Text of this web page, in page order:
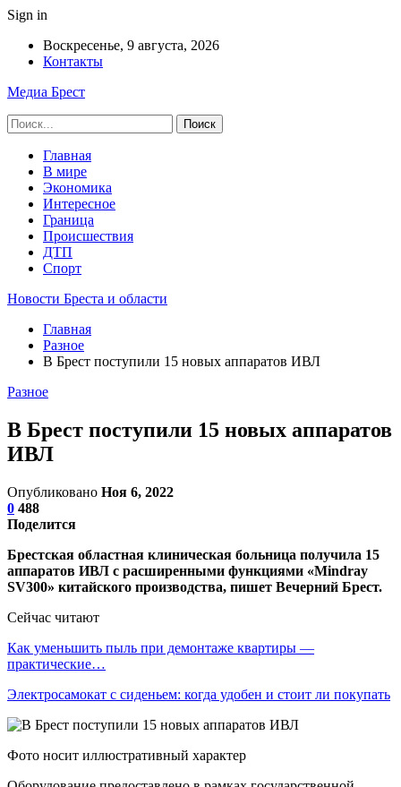
Sign in
Воскресенье, 9 августа, 2026
Контакты
Медиа Брест
Главная
В мире
Экономика
Интересное
Граница
Происшествия
ДТП
Спорт
Новости Бреста и области
Главная
Разное
В Брест поступили 15 новых аппаратов ИВЛ
Разное
В Брест поступили 15 новых аппаратов
ИВЛ
Опубликовано Ноя 6, 2022
0 488
Поделится
Брестская областная клиническая больница получила 15
аппаратов ИВЛ с расширенными функциями «Mindray
SV300» китайского производства, пишет Вечерний Брест.
Сейчас читают
Как уменьшить пыль при демонтаже квартиры —
практические…
Электросамокат с сиденьем: когда удобен и стоит ли покупать
Фото носит иллюстративный характер